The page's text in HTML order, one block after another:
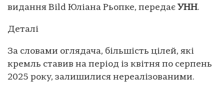
видання Bild Юліана Рьопке, передає УНН.
Деталі
За словами оглядача, більшість цілей, які
кремль ставив на період із квітня по серпень
2025 року, залишилися нереалізованими.